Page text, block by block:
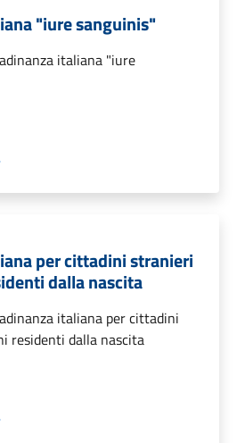
"iure sanguinis"
italiana "iure
per cittadini stranieri
dalla nascita
italiana per cittadini
residenti dalla nascita